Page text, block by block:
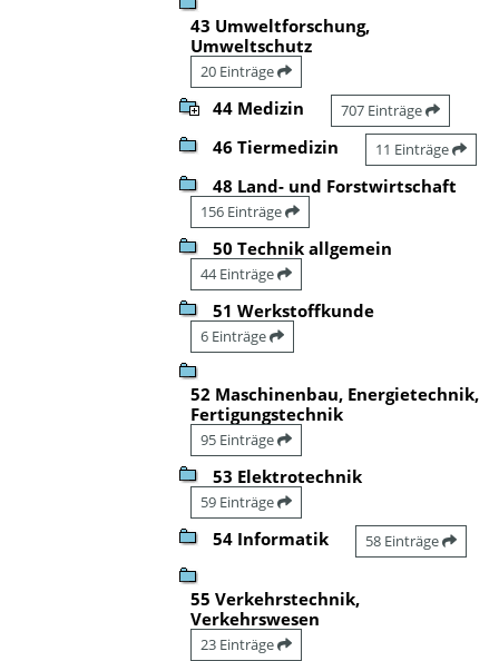
43 Umweltforschung,
Umweltschutz
20 Einträge
44 Medizin 707 Einträge
46 Tiermedizin 11 Einträge
48 Land- und Forstwirtschaft
156 Einträge
50 Technik allgemein
44 Einträge
51 Werkstoffkunde
6 Einträge
52 Maschinenbau, Energietechnik,
Fertigungstechnik
95 Einträge
53 Elektrotechnik
59 Einträge
54 Informatik 58 Einträge
55 Verkehrstechnik,
Verkehrswesen
23 Einträge